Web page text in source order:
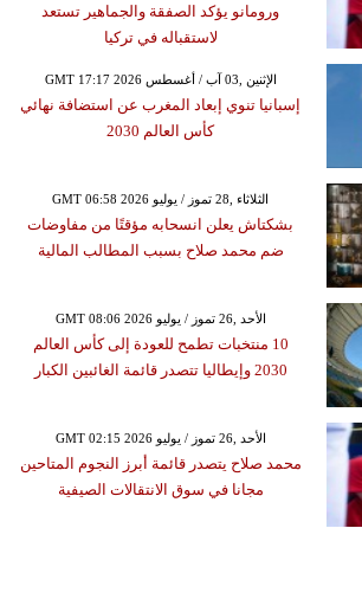
ورومانو يؤكد الصفقة والجماهير تستعد
لاستقباله في تركيا
GMT 17:17 2026 الإثنين ,03 آب / أغسطس
إسبانيا تنوي إبعاد المغرب عن استضافة نهائي
كأس العالم 2030
GMT 06:58 2026 الثلاثاء ,28 تموز / يوليو
بشكتاش يعلن انسحابه مؤقتًا من مفاوضات
ضم محمد صلاح بسبب المطالب المالية
GMT 08:06 2026 الأحد ,26 تموز / يوليو
10 منتخبات تطمح للعودة إلى كأس العالم
2030 وإيطاليا تتصدر قائمة الغائبين الكبار
GMT 02:15 2026 الأحد ,26 تموز / يوليو
محمد صلاح يتصدر قائمة أبرز النجوم المتاحين
مجانا في سوق الانتقالات الصيفية